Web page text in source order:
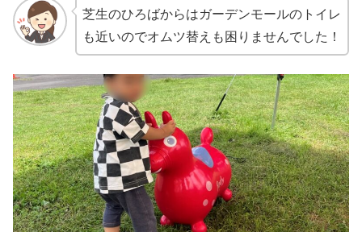
芝生のひろばからはガーデンモールのトイレ
も近いのでオムツ替えも困りませんでした！